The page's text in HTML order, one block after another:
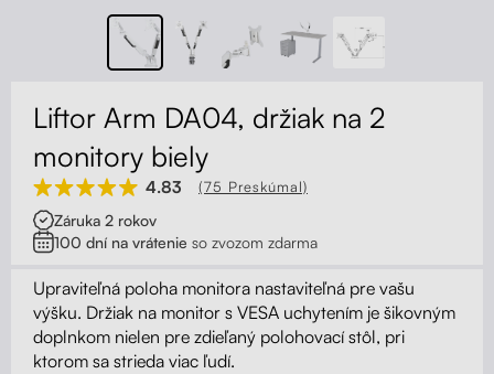
Kolieska
Stojany na monitor - Riser
Skrinky so zásuvkami a zásuvky
Akustické paravány
Opierky
Liftor Arm DA04, držiak na 2
monitory biely
4.83 (75 Preskúmal)
Záruka 2 rokov
100 dní na vrátenie so zvozom zdarma
Upraviteľná poloha monitora nastaviteľná pre vašu
výšku. Držiak na monitor s VESA uchytením je šikovným
doplnkom nielen pre zdieľaný polohovací stôl, pri
ktorom sa strieda viac ľudí.